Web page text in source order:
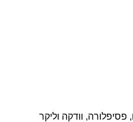
וודקה וליקר